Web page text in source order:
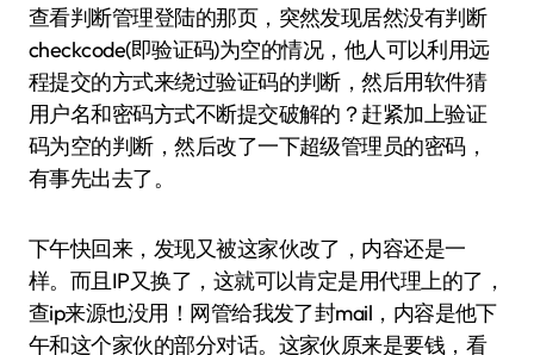
查看判断管理登陆的那页，突然发现居然没有判断
checkcode(即验证码)为空的情况，他人可以利用远
程提交的方式来绕过验证码的判断，然后用软件猜
用户名和密码方式不断提交破解的？赶紧加上验证
码为空的判断，然后改了一下超级管理员的密码，
有事先出去了。
下午快回来，发现又被这家伙改了，内容还是一
样。而且IP又换了，这就可以肯定是用代理上的了，
查ip来源也没用！网管给我发了封mail，内容是他下
午和这个家伙的部分对话。这家伙原来是要钱，看